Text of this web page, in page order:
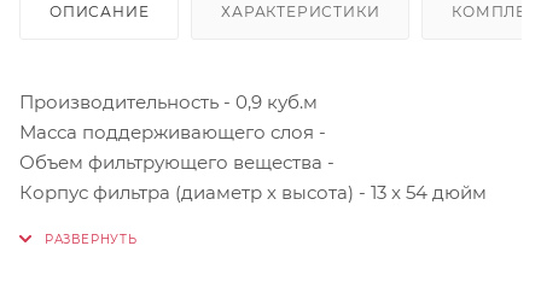
ОПИСАНИЕ ХАРАКТЕРИСТИКИ
Производительность - 0,9 куб.м
Масса поддерживающего слоя -
Объем фильтрующего вещества -
Корпус фильтра (диаметр х высота) - 13 x 54 дюйм